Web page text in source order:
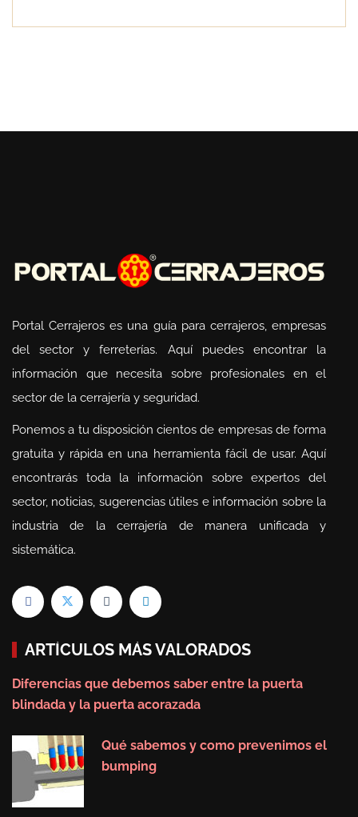
Portal Cerrajeros es una guía para cerrajeros, empresas
del sector y ferreterías. Aquí puedes encontrar la
información que necesita sobre profesionales en el
sector de la cerrajería y seguridad.
Ponemos a tu disposición cientos de empresas de forma
gratuita y rápida en una herramienta fácil de usar. Aquí
encontrarás toda la información sobre expertos del
sector, noticias, sugerencias útiles e información sobre la
industria de la cerrajería de manera unificada y
sistemática.
ARTÍCULOS MÁS VALORADOS
Diferencias que debemos saber entre la puerta
blindada y la puerta acorazada
Qué sabemos y como prevenimos el
bumping